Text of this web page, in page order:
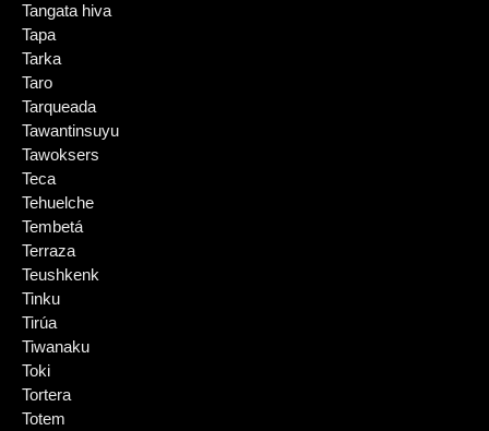
Tangata hiva
Tapa
Tarka
Taro
Tarqueada
Tawantinsuyu
Tawoksers
Teca
Tehuelche
Tembetá
Terraza
Teushkenk
Tinku
Tirúa
Tiwanaku
Toki
Tortera
Totem